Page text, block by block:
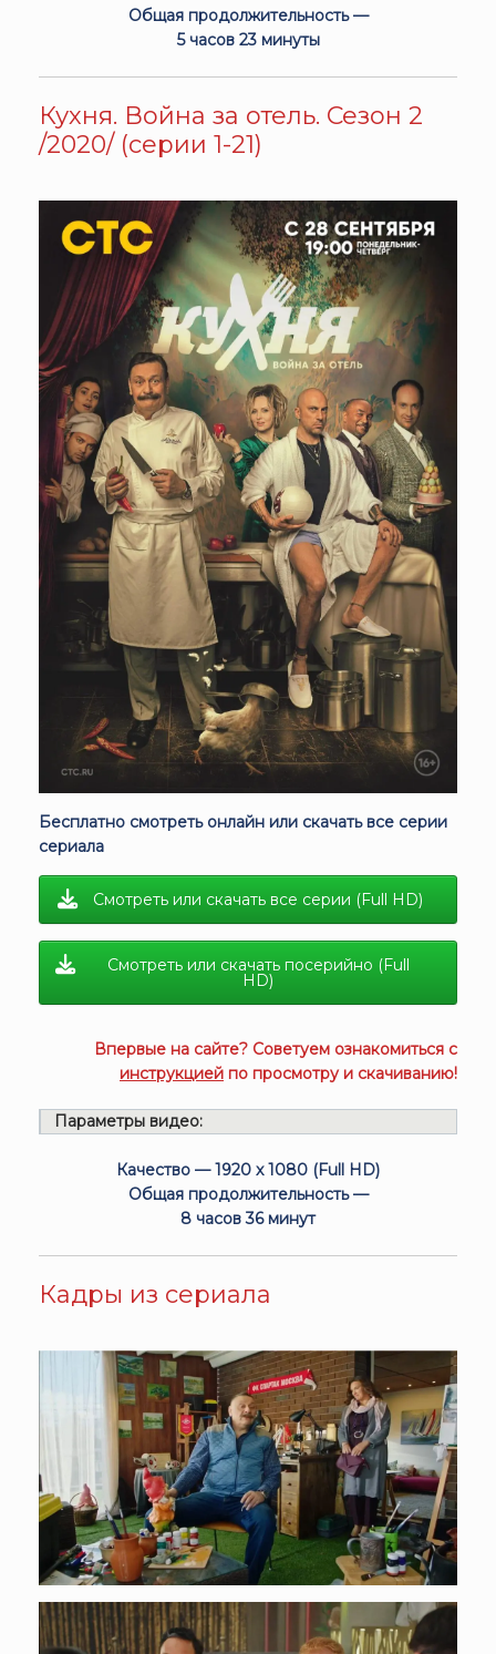
Общая продолжительность —
5 часов 23 минуты
Кухня. Война за отель. Сезон 2
/2020/ (серии 1-21)
Бесплатно смотреть онлайн или скачать все серии
сериала
Смотреть или скачать все серии (Full HD)
Смотреть или скачать посерийно (Full
HD)
Впервые на сайте? Советуем ознакомиться с
инструкцией по просмотру и скачиванию!
Параметры видео:
Качество — 1920 x 1080 (Full HD)
Общая продолжительность —
8 часов 36 минут
Кадры из сериала